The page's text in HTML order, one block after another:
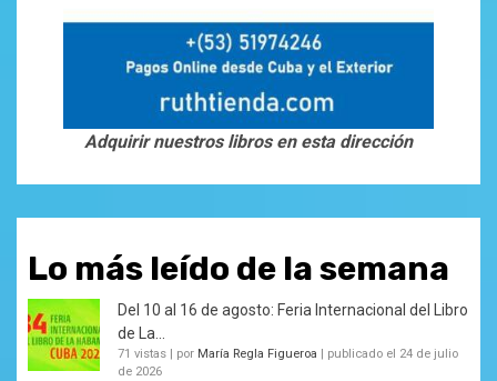
Adquirir nuestros libros en esta dirección
Lo más leído de la semana
Del 10 al 16 de agosto: Feria Internacional del Libro
de La...
71 vistas por María Regla Figueroa
publicado el 24 de julio
de 2026